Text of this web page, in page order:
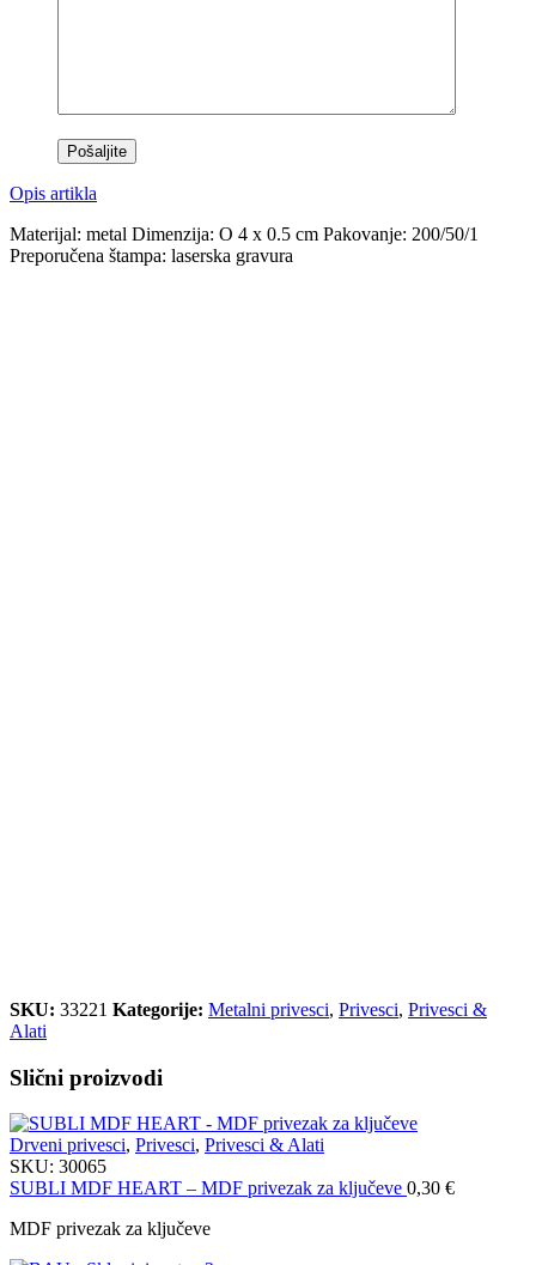
Opis artikla
Materijal: metal Dimenzija: O 4 x 0.5 cm Pakovanje: 200/50/1
Preporučena štampa: laserska gravura
SKU: 33221 Kategorije: Metalni privesci, Privesci, Privesci &
Alati
Slični proizvodi
Drveni privesci, Privesci, Privesci & Alati
SKU: 30065
SUBLI MDF HEART – MDF privezak za ključeve 0,30 €
MDF privezak za ključeve